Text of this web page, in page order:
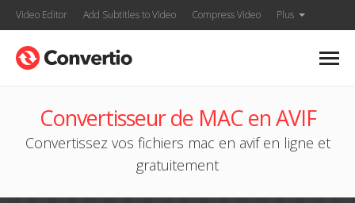
Video Editor Add Subtitles to Video Compress Video Plus
Convertisseur de MAC en AVIF
Convertissez vos fichiers mac en avif en ligne et
gratuitement